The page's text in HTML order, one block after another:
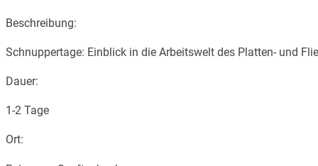
Beschreibung:
Schnuppertage: Einblick in die Arbeitswelt des Platten- und
Dauer:
1-2 Tage
Ort: